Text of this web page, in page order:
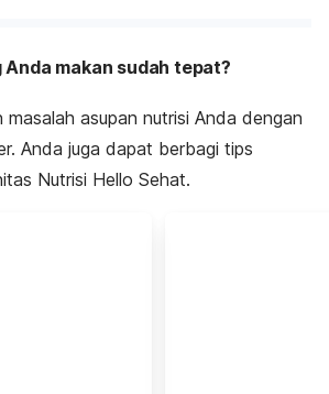
Anda makan sudah tepat?
masalah asupan nutrisi Anda dengan
Anda juga dapat berbagi tips
Nutrisi Hello Sehat.